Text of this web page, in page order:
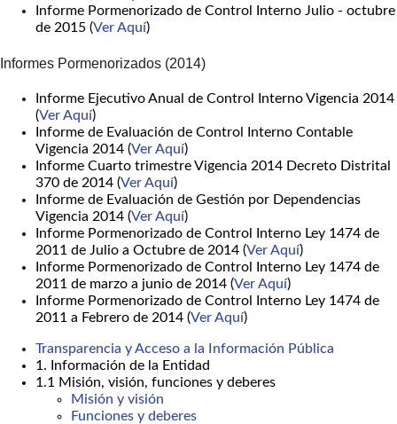
Informe Pormenorizado de Control Interno Julio - octubre
de 2015 (Ver Aquí)
Informes Pormenorizados (2014)
Informe Ejecutivo Anual de Control Interno Vigencia 2014
(Ver Aquí)
Informe de Evaluación de Control Interno Contable
Vigencia 2014 (Ver Aquí)
Informe Cuarto trimestre Vigencia 2014 Decreto Distrital
370 de 2014 (Ver Aquí)
Informe de Evaluación de Gestión por Dependencias
Vigencia 2014 (Ver Aquí)
Informe Pormenorizado de Control Interno Ley 1474 de
2011 de Julio a Octubre de 2014 (Ver Aquí)
Informe Pormenorizado de Control Interno Ley 1474 de
2011 de marzo a junio de 2014 (Ver Aquí)
Informe Pormenorizado de Control Interno Ley 1474 de
2011 a Febrero de 2014 (Ver Aquí)
Transparencia y Acceso a la Información Pública
1. Información de la Entidad
1.1 Misión, visión, funciones y deberes
Misión y visión
Funciones y deberes